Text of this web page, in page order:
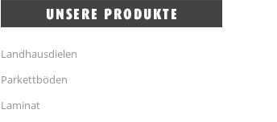
Landhausdielen
Parkettböden
Laminat